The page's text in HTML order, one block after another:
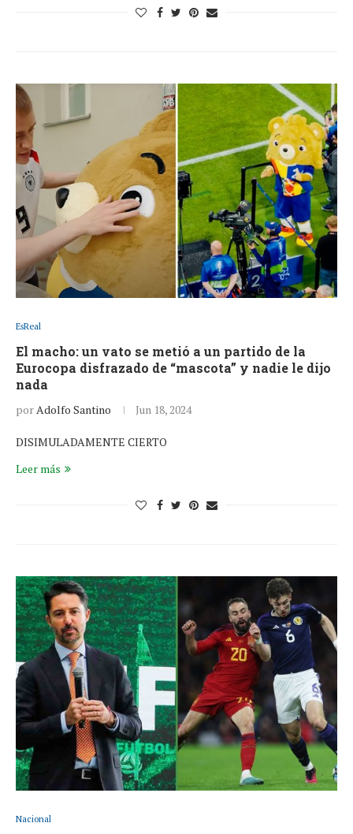
EsReal
El macho: un vato se metió a un partido de la
Eurocopa disfrazado de “mascota” y nadie le dijo
nada
porAdolfo Santino Jun 18, 2024
DISIMULADAMENTE CIERTO
Leer más
Nacional